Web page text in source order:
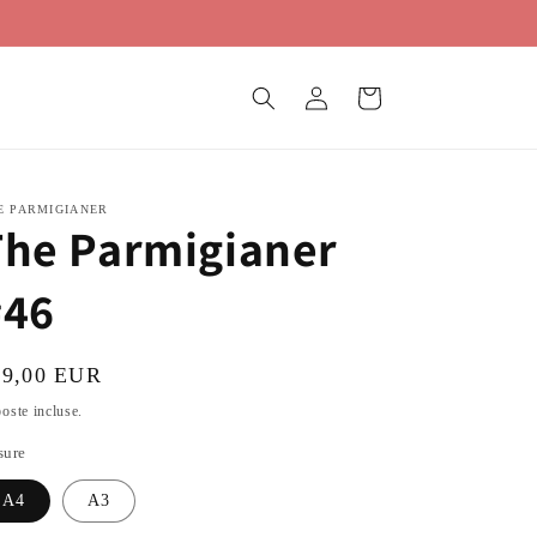
Accedi Carrello
PARMIGIANER
Parmigianer
EUR
incluse.
A4 A3